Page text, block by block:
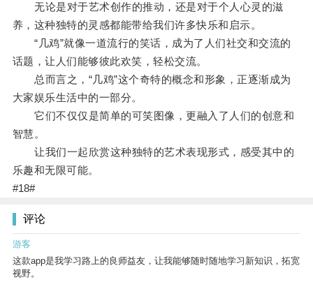
无论是对于艺术创作的推动，还是对于个人心灵的滋
养，这种独特的灵感都能带给我们许多快乐和启示。
“几鸡”就像一道流行的笑话，成为了人们社交和交流的
话题，让人们能够彼此欢笑，轻松交流。
总而言之，“几鸡”这个奇特的概念和形象，正逐渐成为
大家娱乐生活中的一部分。
它们不仅仅是简单的可笑图像，更融入了人们的创意和
智慧。
让我们一起欣赏这种独特的艺术表现形式，感受其中的
乐趣和无限可能。
#18#
评论
游客
这款app是我学习路上的良师益友，让我能够随时随地学习新知识，拓宽
视野。